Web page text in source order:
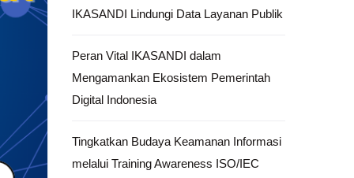
IKASANDI Lindungi Data Layanan Publik
Peran Vital IKASANDI dalam
Mengamankan Ekosistem Pemerintah
Digital Indonesia
Tingkatkan Budaya Keamanan Informasi
melalui Training Awareness ISO/IEC